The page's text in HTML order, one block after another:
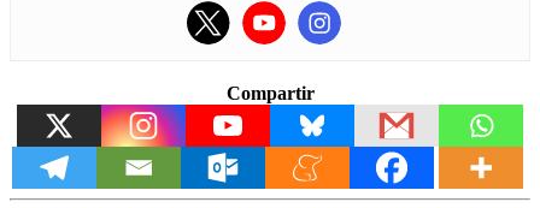
Compartir